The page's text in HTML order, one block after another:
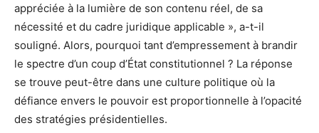
appréciée à la lumière de son contenu réel, de sa
nécessité et du cadre juridique applicable », a-t-il
souligné. Alors, pourquoi tant d’empressement à brandir
le spectre d’un coup d’État constitutionnel ? La réponse
se trouve peut-être dans une culture politique où la
défiance envers le pouvoir est proportionnelle à l’opacité
des stratégies présidentielles.